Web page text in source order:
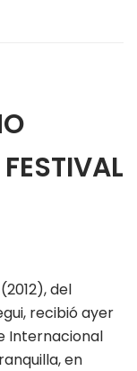
del
recibió ayer
Internacional
en